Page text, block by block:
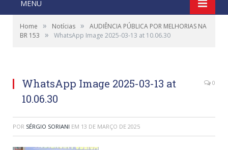
MENU
Home » Notícias »
AUDIÊNCIA PÚBLICA POR MELHORIAS NA
BR 153
» WhatsApp Image 2025-03-13 at 10.06.30
WhatsApp Image 2025-03-13 at
10.06.30
0
POR SÉRGIO SORIANI EM 13 DE MARÇO DE 2025